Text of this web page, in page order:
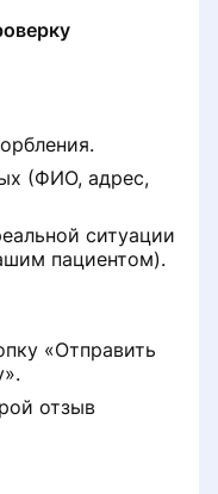
из списка клиники
доступа в личный
запись
при условии
в
услуг
на баланс
записей с
(ФИО, адрес,
ситуации
пациентом).
«Отправить
отзыв